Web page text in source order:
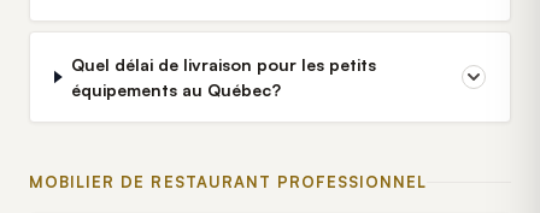
Quel délai de livraison pour les petits
équipements au Québec?
MOBILIER DE RESTAURANT PROFESSIONNEL